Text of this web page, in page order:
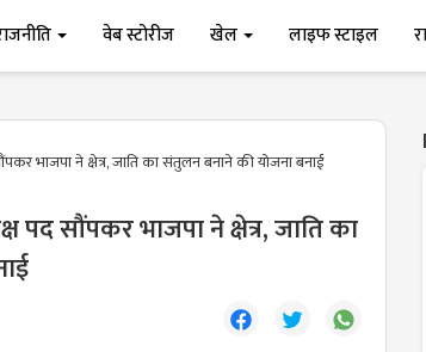
वेब स्टोरीज खेल लाइफ स्टाइल
भाजपा ने क्षेत्र, जाति का संतुलन बनाने की योजना बनाई
पद सौंपकर भाजपा ने क्षेत्र, जाति का